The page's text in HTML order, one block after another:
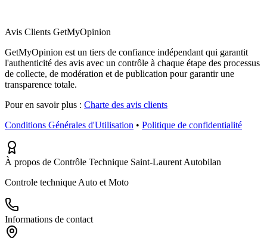
Avis Clients GetMyOpinion
GetMyOpinion est un tiers de confiance indépendant qui garantit
l'authenticité des avis avec un contrôle à chaque étape des processus
de collecte, de modération et de publication pour garantir une
transparence totale.
Pour en savoir plus : Charte des avis clients
Conditions Générales d'Utilisation • Politique de confidentialité
À propos de Contrôle Technique Saint-Laurent Autobilan
Controle technique Auto et Moto
Informations de contact